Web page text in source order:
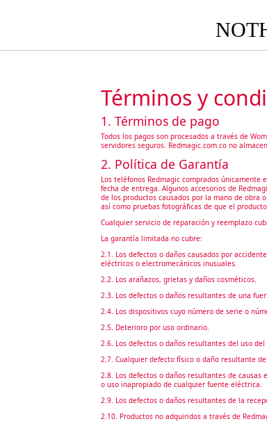
Términos y
1. Términos de pago
Todos los pagos son procesados a través de
servidores seguros. Redmagic.com.co no
2. Política de Garantía
Los teléfonos Redmagic comprados
fecha de entrega. Algunos accesorios de
de los productos causados por la mano de obra
así como pruebas fotográficas de que el
Cualquier servicio de reparación y reemplazo
La garantía limitada no cubre:
2.1. Los defectos o daños causados por
eléctricos o electromecánicos inusuales.
2.2. Los arañazos, grietas y daños cosméticos.
2.3. Los defectos o daños resultantes de una
2.4. Los dispositivos cuyo número de serie o
2.5. Deterioro por uso ordinario.
2.6. Los defectos o daños resultantes del uso
2.7. Cualquier defecto físico o daño resultante
2.8. Los defectos o daños resultantes de
o uso inapropiado de cualquier fuente eléctrica.
2.9. Los defectos o daños resultantes de la
2.10. Productos no adquiridos a través de